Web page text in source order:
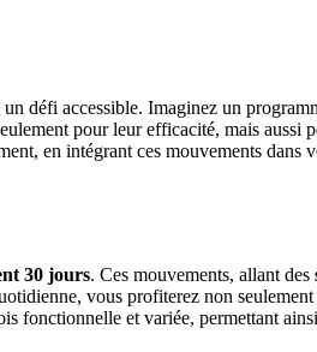
défi accessible. Imaginez un
pour leur efficacité, mais aussi
en intégrant ces mouvements dans
30 jours. Ces mouvements, allant des
vous profiterez non
fonctionnelle et variée, permettant